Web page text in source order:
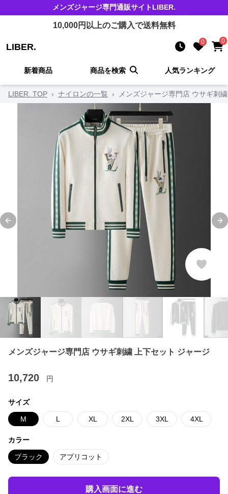
メンズジャージ専門通販サイトLIBER.
10,000円以上のご購入で送料無料
LIBER. 0 0
新着商品 商品を検索 人気ランキング
LIBER. TOP › ナイロンの一覧 › メンズジャージ専門店 ウサギ刺
Previous slide
メンズジャージ専門店 ウサギ刺繍 上下セット ジャージ
10,720 円
サイズ
M L XL 2XL 3XL 4XL
カラー
ブラック アプリコット
購入画面に進む